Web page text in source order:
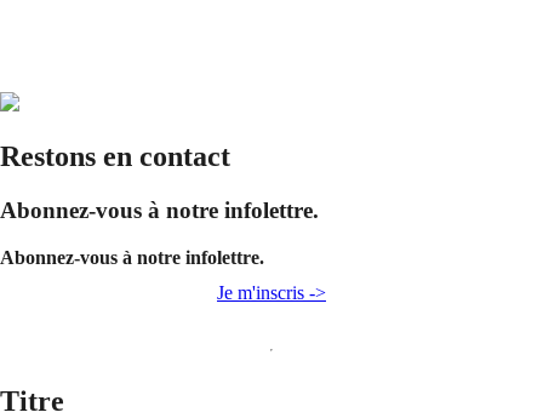
Restons en contact
Abonnez-vous à notre infolettre.
Abonnez-vous à notre infolettre.
Je m'inscris ->
Titre